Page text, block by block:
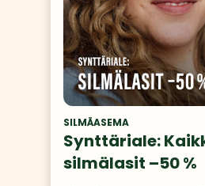
SILMÄASEMA
Synttäriale:
silmälasit –50 %